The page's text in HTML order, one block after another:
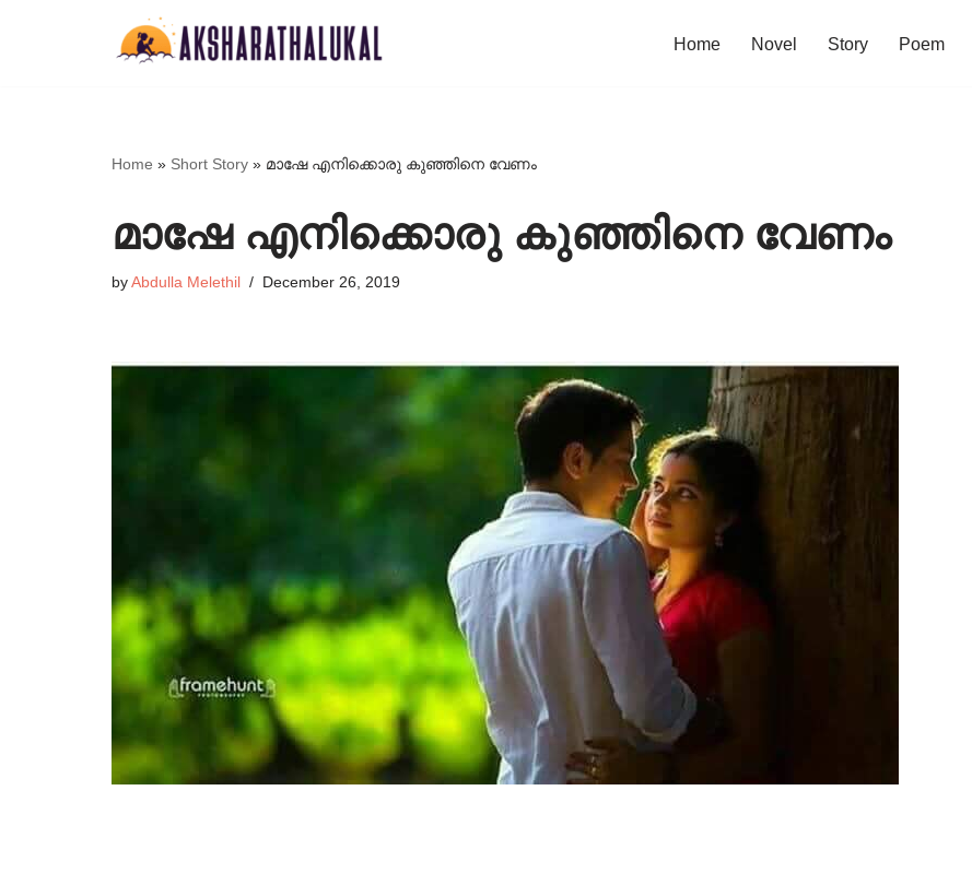
Home Novel Story Poem
Home » Short Story » മാഷേ എനിക്കൊരു കുഞ്ഞിനെ വേണം
മാഷേ എനിക്കൊരു കുഞ്ഞിനെ വേണം
byAbdulla Melethil December 26, 2019